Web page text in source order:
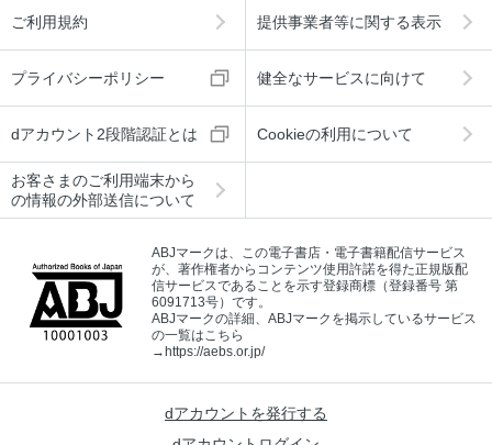
ご利用規約 提供事業者等に関する表示
プライバシーポリシー 健全なサービスに向けて
dアカウント2段階認証とは Cookieの利用について
お客さまのご利用端末から
の情報の外部送信について
ABJマークは、この電子書店・電子書籍配信サービス
が、著作権者からコンテンツ使用許諾を得た正規版配
信サービスであることを示す登録商標（登録番号 第
6091713号）です。
ABJマークの詳細、ABJマークを掲示しているサービス
の一覧はこちら
→https://aebs.or.jp/
dアカウントを発行する